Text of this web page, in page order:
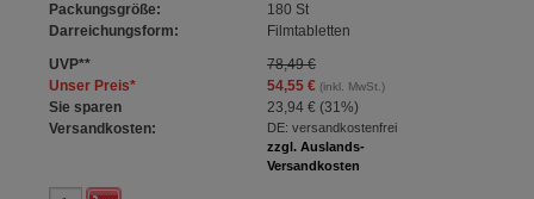
Packungsgröße:
180 St
Darreichungsform:
Filmtabletten
UVP**
78,49 €
Unser Preis* 54,55 €(inkl. MwSt.)
Sie sparen 23,94 € (31%)
Versandkosten:
DE: versandkostenfrei
zzgl. Auslands-
Versandkosten